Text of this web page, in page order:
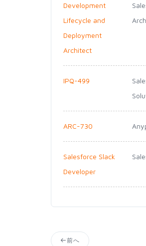
Development
Lifecycle and
Deployment
Architect
IPQ-499
ARC-730
Salesforce Slack
Developer
前へ